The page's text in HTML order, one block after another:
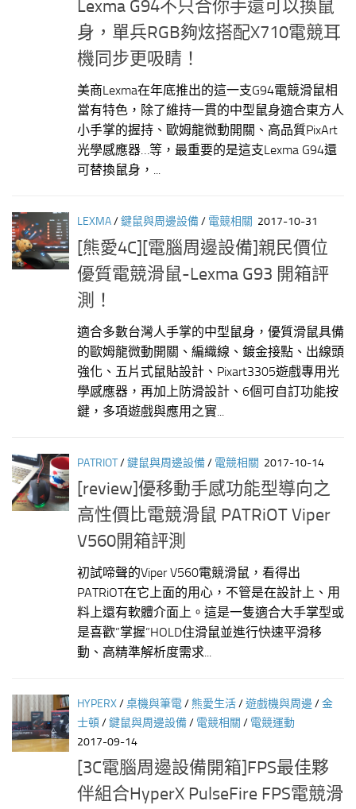
Lexma G94不只合你手還可以換鼠
身，單兵RGB夠炫搭配X710電競耳
機同步更吸睛！
美商Lexma在年底推出的這一支G94電競滑鼠相
當有特色，除了維持一貫的中型鼠身適合東方人
小手掌的握持、歐姆龍微動開關、高品質PixArt
光學感應器…等，最重要的是這支Lexma G94還
可替換鼠身，...
LEXMA/鍵鼠與周邊設備/ 電競相關 2017-10-31
[熊愛4C][電腦周邊設備]親民價位
優質電競滑鼠-Lexma G93 開箱評
測！
適合多數台灣人手掌的中型鼠身，優質滑鼠具備
的歐姆龍微動開關、編織線、鍍金接點、出線頭
強化、五片式鼠貼設計、Pixart3305遊戲專用光
學感應器，再加上防滑設計、6個可自訂功能按
鍵，多項遊戲與應用之實...
PATRIOT/鍵鼠與周邊設備/ 電競相關 2017-10-14
[review]優移動手感功能型導向之
高性價比電競滑鼠 PATRiOT Viper
V560開箱評測
初試啼聲的Viper V560電競滑鼠，看得出
PATRiOT在它上面的用心，不管是在設計上、用
料上還有軟體介面上。這是一隻適合大手掌型或
是喜歡”掌握”HOLD住滑鼠並進行快速平滑移
動、高精準解析度需求...
HYPERX/桌機與筆電/ 熊愛生活/遊戲機與周邊 /金
士頓/鍵鼠與周邊設備/ 電競相關 / 電競運動
2017-09-14
[3C電腦周邊設備開箱]FPS最佳夥
伴組合HyperX PulseFire FPS電競滑